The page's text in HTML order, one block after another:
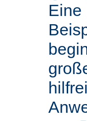
Eine